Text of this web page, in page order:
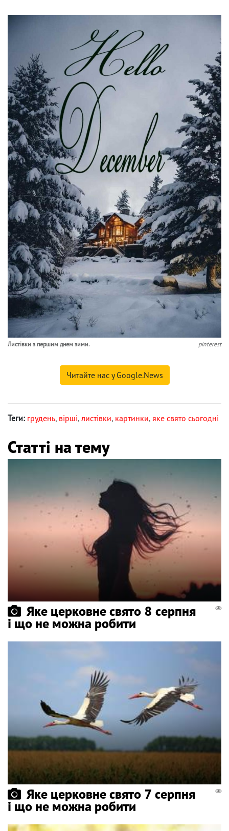
Листівки з першим днем зими. pinterest
Читайте нас у Google.News
Теги: грудень, вірші, листівки, картинки, яке свято сьогодні
Статті на тему
Яке церковне свято 8 серпня
і що не можна робити
Яке церковне свято 7 серпня
і що не можна робити